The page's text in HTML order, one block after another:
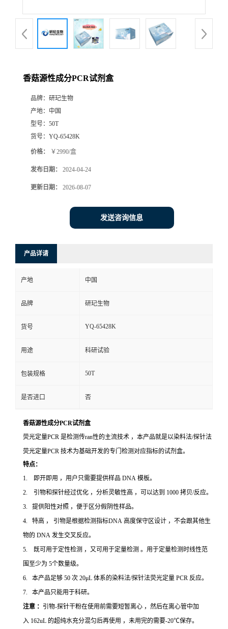
香菇源性成分PCR试剂盒
品牌： 研玘生物
产地： 中国
型号： 50T
货号： YQ-65428K
价格： ￥2990/盒
发布日期： 2024-04-24
更新日期： 2026-08-07
发送咨询信息
产品详请
产地 中国
品牌 研玘生物
货号 YQ-65428K
用途 科研试验
包装规格 50T
是否进口 否
香菇源性成分PCR试剂盒
荧光定量PCR 是检测传ran性的主流技术 ，本产品就是以染料法/探针法
荧光定量PCR 技术为基础开发的专门检测对应指标的试剂盒。
特点：
1. 即开即用 ，用户只需要提供样品 DNA 模板。
2. 引物和探针经过优化 ，分析灵敏性高 ，可以达到 1000 拷贝/反应。
3. 提供阳性对照 ，便于区分假阴性样品。
4. 特高 ， 引物是根据检测指标DNA 高度保守区设计 ，不会跟其他生
物的 DNA 发生交叉反应。
5. 既可用于定性检测 ，又可用于定量检测 。用于定量检测时线性范
围至少为 5个数量级。
6. 本产品足够 50 次 20μL 体系的染料法/探针法荧光定量 PCR 反应。
7. 本产品只能用于科研。
注意 ： 引物-探针干粉在使用前需要短暂离心 ，然后在离心管中加
入 162uL 的超纯水充分混匀后再使用 ，未用完的需要-20℃保存。